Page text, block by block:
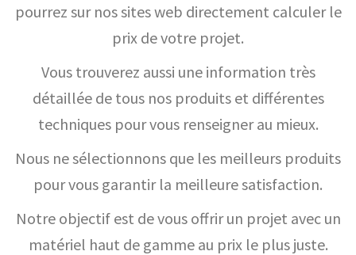
pourrez sur nos sites web directement calculer le
prix de votre projet.
Vous trouverez aussi une information très
détaillée de tous nos produits et différentes
techniques pour vous renseigner au mieux.
Nous ne sélectionnons que les meilleurs produits
pour vous garantir la meilleure satisfaction.
Notre objectif est de vous offrir un projet avec un
matériel haut de gamme au prix le plus juste.